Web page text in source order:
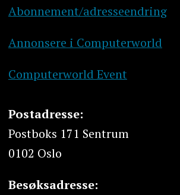
Abonnement/adresseendring
Annonsere i Computerworld
Computerworld Event
Postadresse:
Postboks 171 Sentrum
0102 Oslo
Besøksadresse: